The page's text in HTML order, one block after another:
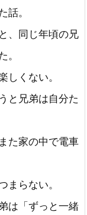
話。
、同じ年頃の兄
。
しくない。
と兄弟は自分た
た家の中で電車
まらない。
は「ずっと一緒